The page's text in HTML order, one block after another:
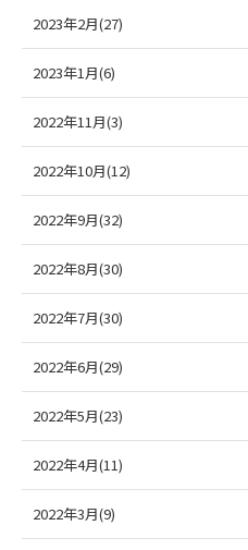
2023年2月(27)
2023年1月(6)
2022年11月(3)
2022年10月(12)
2022年9月(32)
2022年8月(30)
2022年7月(30)
2022年6月(29)
2022年5月(23)
2022年4月(11)
2022年3月(9)